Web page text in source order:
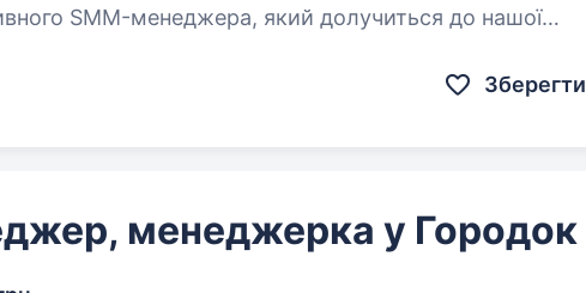
SMM-менеджера, який долучиться до нашої
Зберегти
менеджерка у Городок